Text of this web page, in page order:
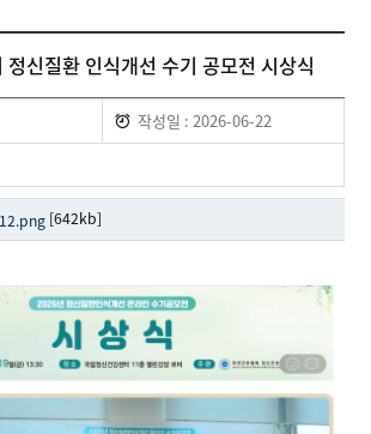
신질환 인식개선 수기 공모전 시상식
작성일 : 2026-06-22
[642kb]